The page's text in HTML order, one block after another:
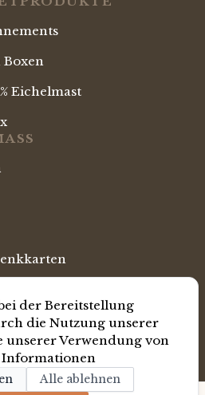
Eichelmast
der Bereitstellung
die Nutzung unserer
unserer Verwendung von
Informationen
Alle ablehnen